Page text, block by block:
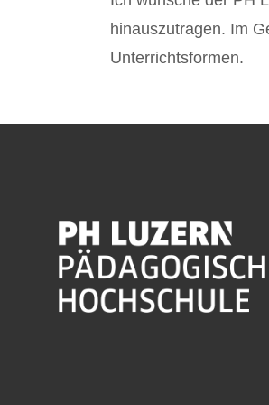
hinauszutragen. Im
Unterrichtsformen.